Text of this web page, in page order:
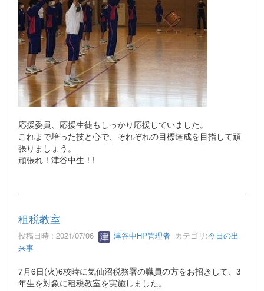
応援委員、応援生徒もしっかり応援していました。
これまで培った技と心で、それぞれの目標達成を目指して頑
張りましょう。
頑張れ！津谷中生！!
租税教室
投稿日時 : 2021/07/06 津谷中HP管理者 カテゴリ:今日の出
来事
7月6日(火)6校時に気仙沼税務署の職員の方をお招きして、3
年生を対象に租税教室を実施しました。